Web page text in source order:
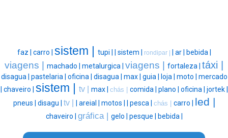
faz | carro | sistem | tupi | | sistem | rondipar | | ar | bebida |
viagens | machado | metalurgica | viagens | fortaleza | táxi |
disagua | pastelaria | oficina | disagua | max | guia | loja | moto | mercado
| chaveiro | sistem | tv | max | chás | comida | plano | oficina | jortek |
pneus | disagu | tv | | areial | motos | | pesca | chás | carro | led |
chaveiro | gráfica | gelo | pesque | bebida |